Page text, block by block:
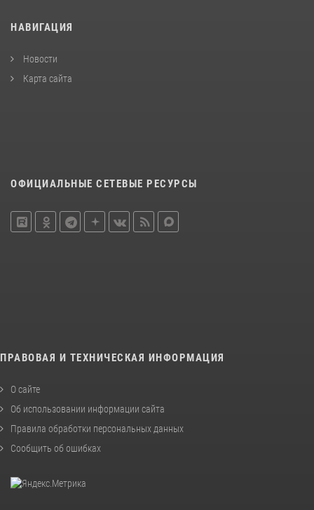
НАВИГАЦИЯ
Новости
Карта сайта
ОФИЦИАЛЬНЫЕ СЕТЕВЫЕ РЕСУРСЫ
ПРАВОВАЯ И ТЕХНИЧЕСКАЯ ИНФОРМАЦИЯ
О сайте
Об использовании информации сайта
Правила обработки персональных данных
Сообщить об ошибках